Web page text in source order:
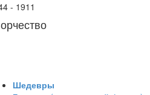
- 1911
Шедевры